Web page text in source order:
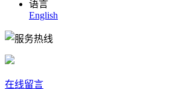
语言
English
在线留言